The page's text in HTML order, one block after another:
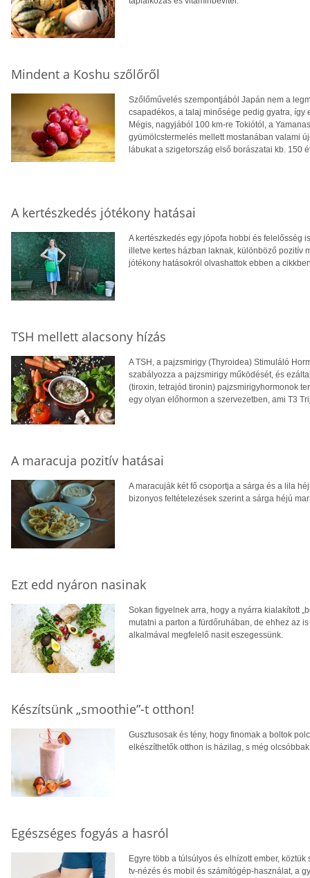
Mindent a Koshu szőlőről
Szőlőművelés szempontjából Japán nem a
csapadékos, a talaj minősége pedig gyatra,
Mégis, nagyjából 100 km-re Tokiótól, a
gyümölcstermelés mellett mostanában valami
lábukat a szigetország első borászatai kb. 150
A kertészkedés jótékony hatásai
A kertészkedés egy jópofa hobbi és felelősség
illetve kertes házban laknak, különböző pozitív
jótékony hatásokról olvashattok ebben a
TSH mellett alacsony hízás
A TSH, a pajzsmirigy (Thyroidea) Stimuláló
szabályozza a pajzsmirigy működését, és
(tiroxin, tetrajód tironin) pajzsmirigyhormonok
egy olyan előhormon a szervezetben, ami T3
A maracuja pozitív hatásai
A maracuják két fő csoportja a sárga és a lila
bizonyos feltételezések szerint a sárga héjú
Ezt edd nyáron nasinak
Sokan figyelnek arra, hogy a nyárra kialakított
mutatni a parton a fürdőruhában, de ehhez az
alkalmával megfelelő nasit eszegessünk.
Készítsünk „smoothie”-t otthon!
Gusztusosak és tény, hogy finomak a boltok
elkészíthetők otthon is házilag, s még
Egészséges fogyás a hasról
Egyre több a túlsúlyos és elhízott ember,
tv-nézés és mobil és számítógép-használat, a